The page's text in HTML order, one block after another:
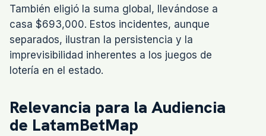
También eligió la suma global, llevándose a
casa $693,000. Estos incidentes, aunque
separados, ilustran la persistencia y la
imprevisibilidad inherentes a los juegos de
lotería en el estado.
Relevancia para la Audiencia
de LatamBetMap